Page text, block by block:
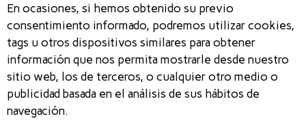
En ocasiones, si hemos obtenido su previo
consentimiento informado, podremos utilizar cookies,
tags u otros dispositivos similares para obtener
información que nos permita mostrarle desde nuestro
sitio web, los de terceros, o cualquier otro medio o
publicidad basada en el análisis de sus hábitos de
navegación.